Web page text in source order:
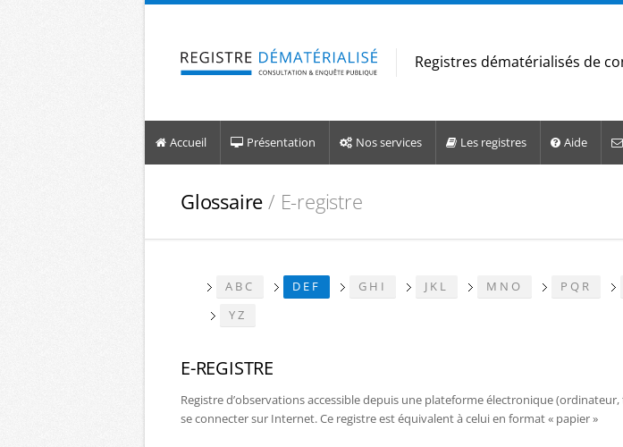
Aller au contenu
Registres dématérialisés de
Accueil Présentation Nos services Les registres Aide
Glossaire / E-registre
ABC DEF GHI JKL MNO PQR
YZ
E-REGISTRE
Registre d’observations accessible depuis une plateforme électronique
se connecter sur Internet. Ce registre est équivalent à celui en format « papier »